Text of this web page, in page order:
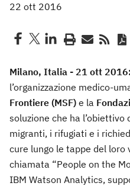
22 ott 2016
Milano, Italia - 21 ott 2016:
l’organizzazione medico-
Frontiere (MSF) e la
soluzione che ha l’obiettivo
migranti, i rifugiati e i
cure lungo le tappe del loro
chiamata “People on the
IBM Watson Analytics,